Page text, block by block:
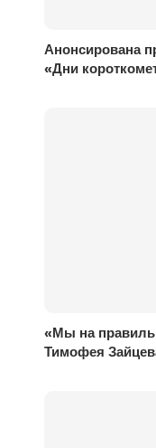
Анонсирована
«Дни
«Мы на
Тимофея